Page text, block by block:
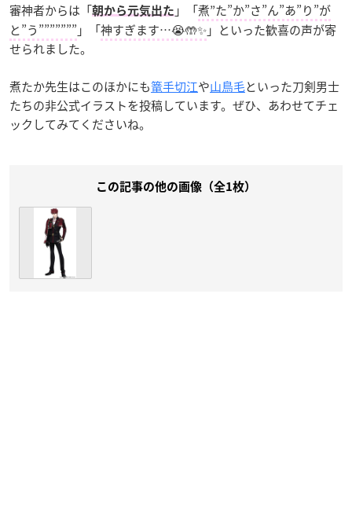
審神者からは「朝から元気出た 」「煮”た”か”さ”ん”あ”り”が
と”う””””””” 」「神すぎます…😭🤲✨」といった歓喜の声が寄
せられました。
煮たか先生はこのほかにも篭手切江や山鳥毛といった刀剣男士
たちの非公式イラストを投稿しています。ぜひ、あわせてチェ
ックしてみてくださいね。
この記事の他の画像（全1枚）